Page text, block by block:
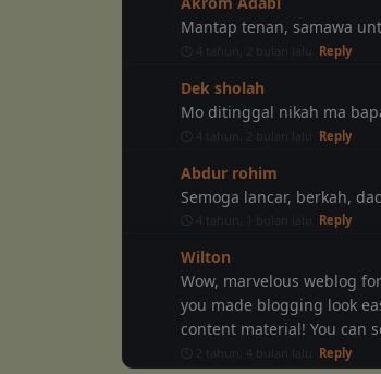
Mantap tenan, samawa
Reply
Dek sholah
Mo ditinggal nikah ma
Reply
Abdur rohim
Semoga lancar, berkah,
Reply
Wilton
Wow, marvelous weblog
you made blogging look
content material! You can
Reply